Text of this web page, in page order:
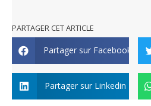
PARTAGER CET ARTICLE
Partager sur Facebook
Partager sur Linkedin